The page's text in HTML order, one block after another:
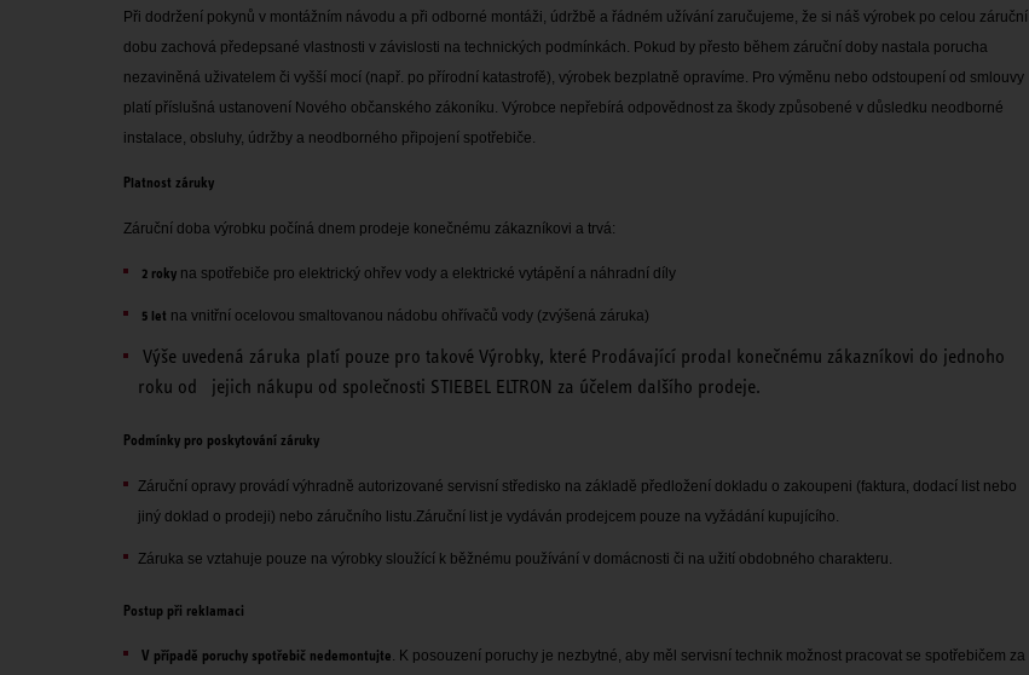
Při dodržení pokynů v montážním návodu a při odborné montáži, údržbě a řádném užívání zaručujeme, že si náš výrobek po celou záruční
dobu zachová předepsané vlastnosti v závislosti na technických podmínkách. Pokud by přesto během záruční doby nastala porucha
nezaviněná uživatelem či vyšší mocí (např. po přírodní katastrofě), výrobek bezplatně opravíme. Pro výměnu nebo odstoupení od smlouvy
platí příslušná ustanovení Nového občanského zákoníku. Výrobce nepřebírá odpovědnost za škody způsobené v důsledku neodborné
instalace, obsluhy, údržby a neodborného připojení spotřebiče.
Platnost záruky
Záruční doba výrobku počíná dnem prodeje konečnému zákazníkovi a trvá:
2 roky na spotřebiče pro elektrický ohřev vody a elektrické vytápění a náhradní díly
5 let na vnitřní ocelovou smaltovanou nádobu ohřívačů vody (zvýšená záruka)
Výše uvedená záruka platí pouze pro takové Výrobky, které Prodávající prodal konečnému zákazníkovi do jednoho
roku od jejich nákupu od společnosti STIEBEL ELTRON za účelem dalšího prodeje.
Podmínky pro poskytování záruky
Záruční opravy provádí výhradně autorizované servisní středisko na základě předložení dokladu o zakoupeni (faktura, dodací list nebo
jiný doklad o prodeji) nebo záručního listu. Záruční list je vydáván prodejcem pouze na vyžádání kupujícího.
Záruka se vztahuje pouze na výrobky sloužící k běžnému používání v domácnosti či na užití obdobného charakteru.
Postup při reklamaci
V případě poruchy spotřebič nedemontujte. K posouzení poruchy je nezbytné, aby měl servisní technik možnost pracovat se spotřebičem za